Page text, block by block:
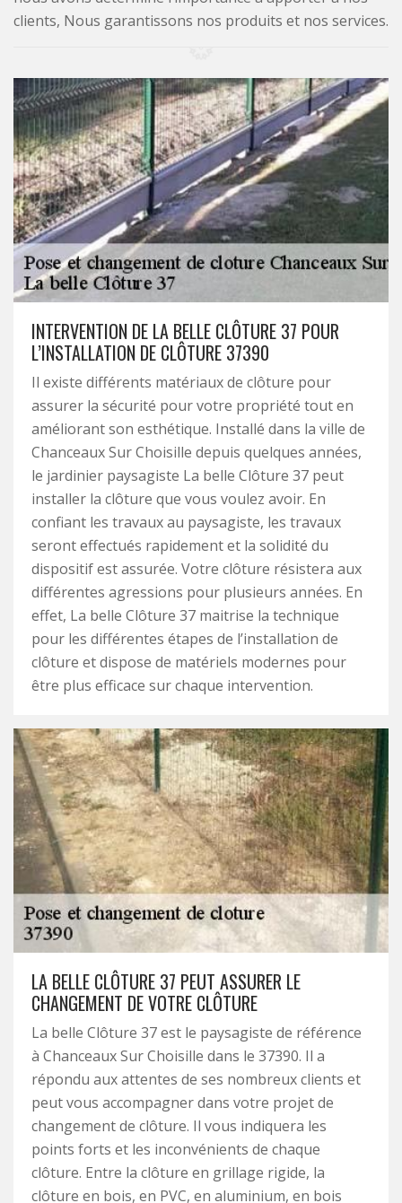
clients, Nous garantissons nos produits et nos services.
INTERVENTION DE LA BELLE CLÔTURE 37 POUR
L’INSTALLATION DE CLÔTURE 37390
Il existe différents matériaux de clôture pour
assurer la sécurité pour votre propriété tout en
améliorant son esthétique. Installé dans la ville de
Chanceaux Sur Choisille depuis quelques années,
le jardinier paysagiste La belle Clôture 37 peut
installer la clôture que vous voulez avoir. En
confiant les travaux au paysagiste, les travaux
seront effectués rapidement et la solidité du
dispositif est assurée. Votre clôture résistera aux
différentes agressions pour plusieurs années. En
effet, La belle Clôture 37 maitrise la technique
pour les différentes étapes de l’installation de
clôture et dispose de matériels modernes pour
être plus efficace sur chaque intervention.
LA BELLE CLÔTURE 37 PEUT ASSURER LE
CHANGEMENT DE VOTRE CLÔTURE
La belle Clôture 37 est le paysagiste de référence
à Chanceaux Sur Choisille dans le 37390. Il a
répondu aux attentes de ses nombreux clients et
peut vous accompagner dans votre projet de
changement de clôture. Il vous indiquera les
points forts et les inconvénients de chaque
clôture. Entre la clôture en grillage rigide, la
clôture en bois, en PVC, en aluminium, en bois